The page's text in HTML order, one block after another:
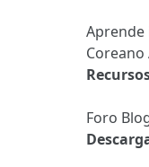
Aprende
Coreano
Foro